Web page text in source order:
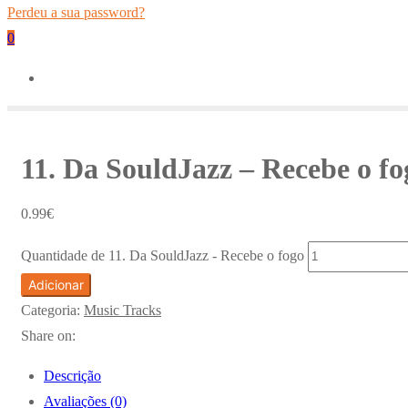
Perdeu a sua password?
0
11. Da SouldJazz – Recebe o
0.99€
Quantidade de 11. Da SouldJazz - Recebe o fogo
Adicionar
Categoria: Music Tracks
Share on:
Descrição
Avaliações (0)